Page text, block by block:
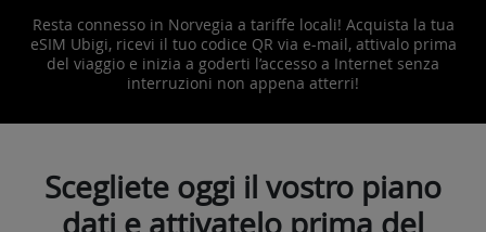
Resta connesso in Norvegia a tariffe locali! Acquista la tua
eSIM Ubigi, ricevi il tuo codice QR via e-mail, attivalo prima
del viaggio e inizia a goderti l’accesso a Internet senza
interruzioni non appena atterri!
Scegliete oggi il vostro piano
dati e attivatelo prima del